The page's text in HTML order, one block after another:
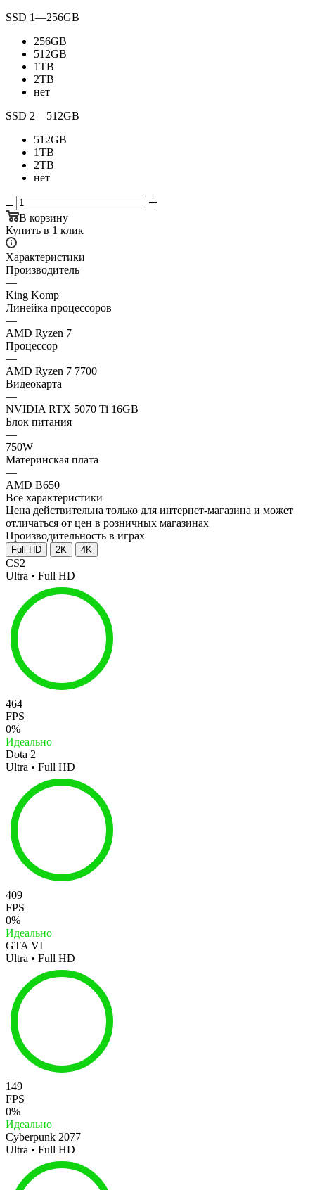
SSD 1—256GB
256GB
512GB
1TB
2TB
нет
SSD 2—512GB
512GB
1TB
2TB
нет
В корзину
Купить в 1 клик
Характеристики
Производитель
—
King Komp
Линейка процессоров
—
AMD Ryzen 7
Процессор
—
AMD Ryzen 7 7700
Видеокарта
—
NVIDIA RTX 5070 Ti 16GB
Блок питания
—
750W
Материнская плата
—
AMD B650
Все характеристики
Цена действительна только для интернет-магазина и может
отличаться от цен в розничных магазинах
Производительность в играх
Full HD 2K 4K
CS2
Ultra • Full HD
464
FPS
0%
Идеально
Dota 2
Ultra • Full HD
409
FPS
0%
Идеально
GTA VI
Ultra • Full HD
149
FPS
0%
Идеально
Cyberpunk 2077
Ultra • Full HD